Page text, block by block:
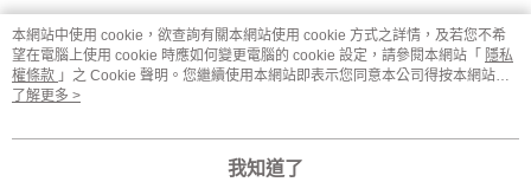
熱門標籤
本網站中使用 cookie，欲查詢有關本網站使用 cookie 方式之詳情，及若您不希
望在電腦上使用 cookie 時應如何變更電腦的 cookie 設定，請參閱本網站「 隱私
權條款 」之 Cookie 聲明。您繼續使用本網站即表示您同意本公司得按本網站使
用條款之 Cookie 聲明使用 cookie。
了解更多 >
我知道了